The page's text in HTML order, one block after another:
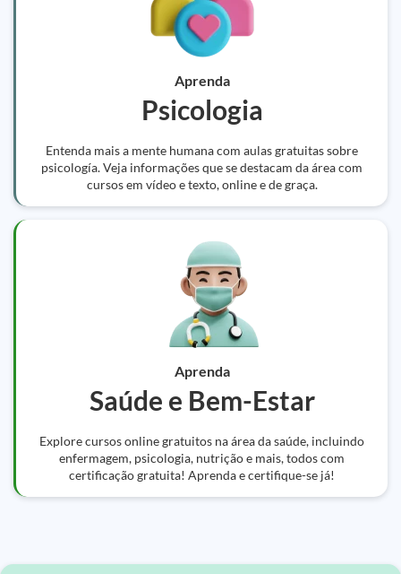
Aprenda
Psicologia
Entenda mais a mente humana com aulas gratuitas sobre
psicología. Veja informações que se destacam da área com
cursos em vídeo e texto, online e de graça.
Aprenda
Saúde e Bem-Estar
Explore cursos online gratuitos na área da saúde, incluindo
enfermagem, psicologia, nutrição e mais, todos com
certificação gratuita! Aprenda e certifique-se já!